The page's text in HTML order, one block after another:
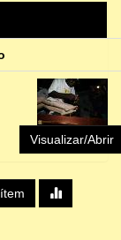
Visualizar/Abrir